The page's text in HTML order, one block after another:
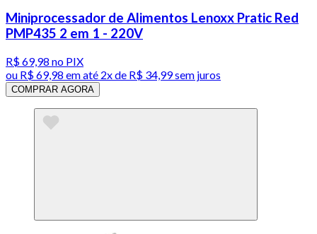
Miniprocessador de Alimentos Lenoxx Pratic Red
PMP435 2 em 1 - 220V
R$ 69,98 no PIX
ou R$ 69,98 em até 2x de R$ 34,99 sem juros
COMPRAR AGORA